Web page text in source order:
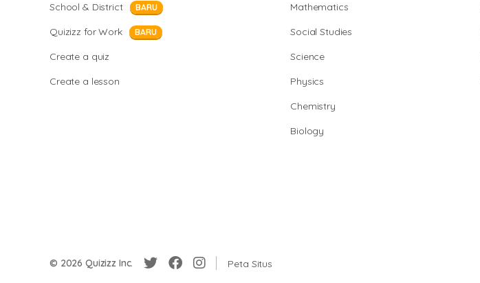
School & District BARU
Quizizz for Work BARU
Create a quiz
Create a lesson
Mathematics
Social Studies
Science
Physics
Chemistry
Biology
© 2026 Quizizz Inc. Peta Situs